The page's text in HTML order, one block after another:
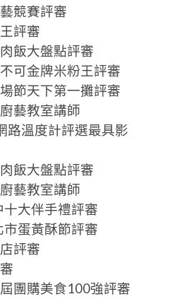
競賽評審
評審
飯大盤點評審
可金牌米粉王評審
節天下第一攤評審
藝教室講師
路溫度計評選最具影
飯大盤點評審
藝教室講師
大伴手禮評審
蛋黃酥節評審
評審
團購美食100強評審